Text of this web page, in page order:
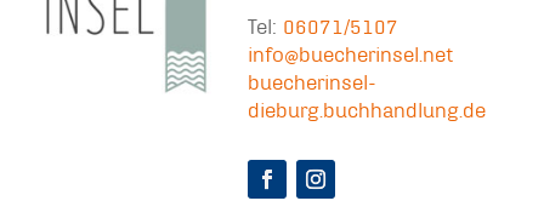
Tel: 06071/5107
info@buecherinsel.net
buecherinsel-
dieburg.buchhandlung.de